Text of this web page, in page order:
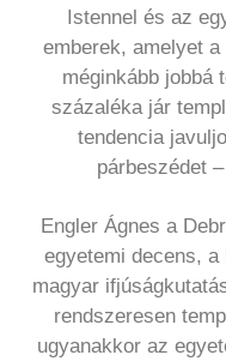
Istennel és az
emberek, amelyet a
méginkább jobbá
százaléka jár
tendencia
párbeszédet
Engler Ágnes a
egyetemi decens,
magyar
rendszeresen
ugyanakkor az